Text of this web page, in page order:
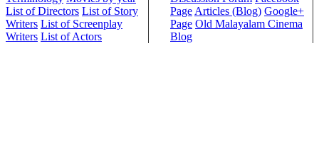
List of Directors List of Story
Writers List of Screenplay
Writers List of Actors
Page Articles (Blog) Google+
Page Old Malayalam Cinema
Blog